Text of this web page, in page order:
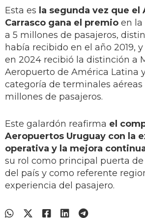
Esta es la segunda vez que
Carrasco gana el premio en la
a 5 millones de pasajeros,
había recibido en el año 2019,
en 2024 recibió la distinción a
Aeropuerto de América Latina
categoría de terminales aéreas
millones de pasajeros.
Este galardón reafirma el
Aeropuertos Uruguay con la
operativa y la mejora
su rol como principal puerta
del país y como referente
experiencia del pasajero.